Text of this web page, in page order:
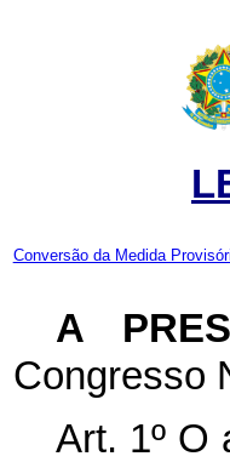
Conversão da Medida
A
Congresso
Art. 1º O